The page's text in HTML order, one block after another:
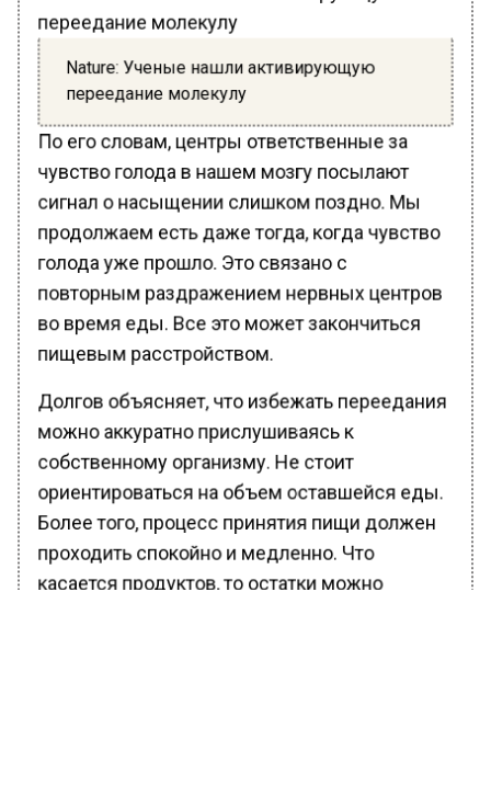
Nature: Ученые нашли активирующую
переедание молекулу
По его словам, центры ответственные за
чувство голода в нашем мозгу посылают
сигнал о насыщении слишком поздно. Мы
продолжаем есть даже тогда, когда чувство
голода уже прошло. Это связано с
повторным раздражением нервных центров
во время еды. Все это может закончиться
пищевым расстройством.
Долгов объясняет, что избежать переедания
можно аккуратно прислушиваясь к
собственному организму. Не стоит
ориентироваться на объем оставшейся еды.
Более того, процесс принятия пищи должен
проходить спокойно и медленно. Что
касается продуктов, то остатки можно